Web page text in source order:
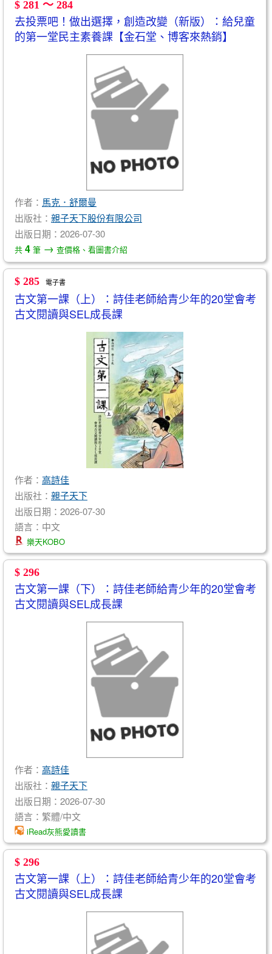
$ 281 ～ 284
去投票吧！做出選擇，創造改變（新版）：給兒童
的第一堂民主素養課【金石堂、博客來熱銷】
作者： 馬克．舒爾曼
出版社： 親子天下股份有限公司
出版日期：2026-07-30
共 4 筆 → 查價格、看圖書介紹
$ 285 電子書
古文第一課（上）：詩佳老師給青少年的20堂會考
古文閱讀與SEL成長課
作者： 高詩佳
出版社： 親子天下
出版日期：2026-07-30
語言：中文
樂天KOBO
$ 296
古文第一課（下）：詩佳老師給青少年的20堂會考
古文閱讀與SEL成長課
作者： 高詩佳
出版社： 親子天下
出版日期：2026-07-30
語言：繁體/中文
iRead灰熊愛讀書
$ 296
古文第一課（上）：詩佳老師給青少年的20堂會考
古文閱讀與SEL成長課